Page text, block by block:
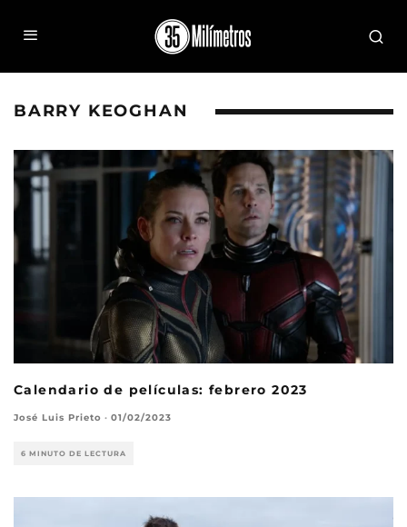
BARRY KEOGHAN
Calendario de películas: febrero 2023
José Luis Prieto · 01/02/2023
6 MINUTO DE LECTURA